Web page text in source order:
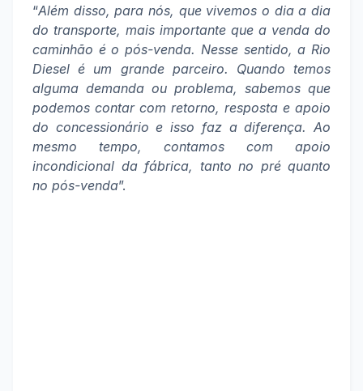
“Além disso, para nós, que vivemos o dia a dia
do transporte, mais importante que a venda do
caminhão é o pós-venda. Nesse sentido, a Rio
Diesel é um grande parceiro. Quando temos
alguma demanda ou problema, sabemos que
podemos contar com retorno, resposta e apoio
do concessionário e isso faz a diferença. Ao
mesmo tempo, contamos com apoio
incondicional da fábrica, tanto no pré quanto
no pós-venda”.